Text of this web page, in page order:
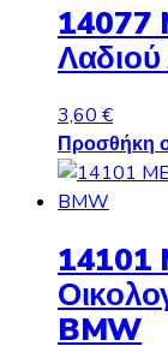
14077
3,60 €
Προσθήκη
14101
BMW